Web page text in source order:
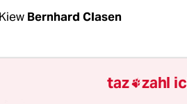
Bernhard Clasen
heißt es im
der belarussischen
taz zahl